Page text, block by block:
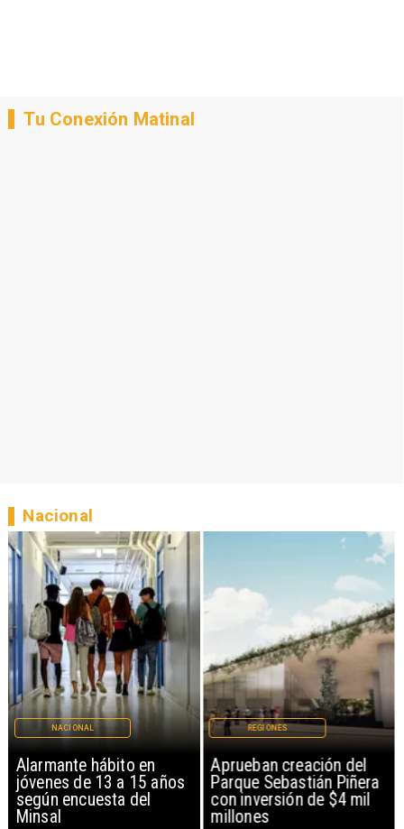
Tu Conexión Matinal
Alarmante hábito en
jóvenes de 13 a 15 años
según encuesta del
Minsal
NACIONAL
Aprueban creación del
Parque Sebastián Piñera
con inversión de $4 mil
millones
REGIONES
Nacional